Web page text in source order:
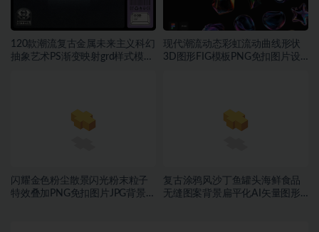
120款潮流复古金属未来主义科幻
抽象艺术PS渐变映射grd样式模板
现代潮流动态彩虹流动曲线形状
3D图形FIG模板PNG免扣图片设
闪耀金色粉尘散景闪光粉末粒子
特效叠加PNG免扣图片JPG背景素
复古涂鸦风沙丁鱼罐头海鲜食品
无缝图案背景扁平化AI矢量图形